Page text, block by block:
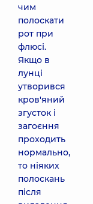
чим
полоскати
рот при
флюсі.
Якщо в
лунці
утворився
кров'яний
згусток і
загоєння
проходить
нормально,
то ніяких
полоскань
після